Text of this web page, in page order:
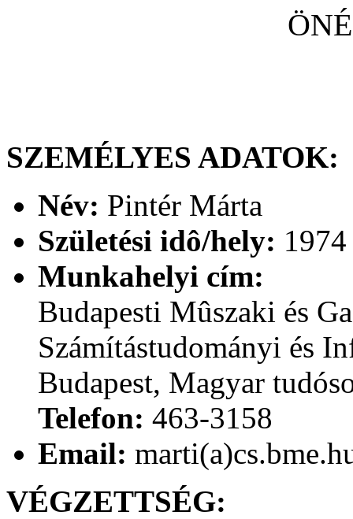
SZEMÉLYES ADATOK:
Név: Pintér Márta
Születési idô/hely:
Munkahelyi cím:
Budapesti Mûszaki és
Számítástudományi és
Budapest, Magyar
Telefon: 463-3158
Email:
VÉGZETTSÉG: